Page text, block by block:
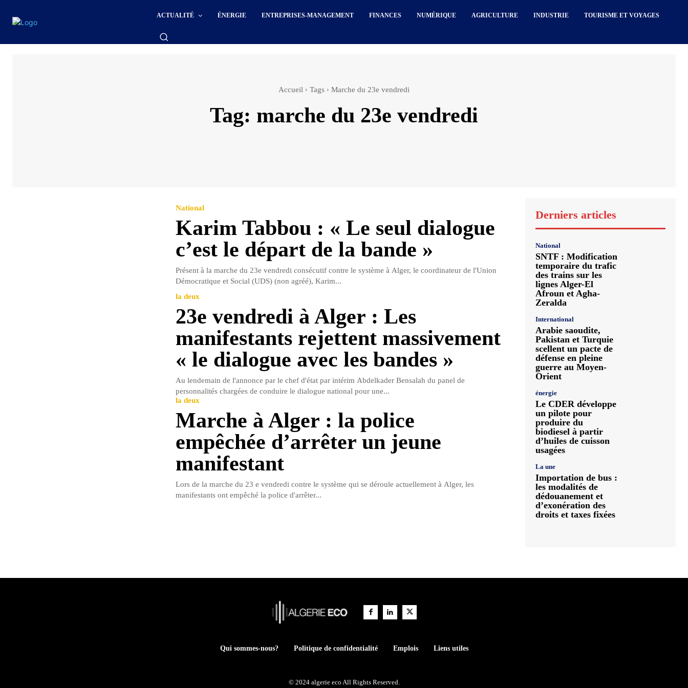
ACTUALITÉ ÉNERGIE ENTREPRISES-MANAGEMENT FINANCES NUMÉRIQUE AGRICULTURE INDUSTRIE TOURISME ET VOYAGES
Accueil Tags Marche du 23e vendredi
Tag: marche du 23e vendredi
National
Karim Tabbou : « Le seul dialogue
c’est le départ de la bande »
Présent à la marche du 23e vendredi consécutif contre le système à Alger, le coordinateur de l'Union
Démocratique et Social (UDS) (non agréé), Karim...
la deux
23e vendredi à Alger : Les
manifestants rejettent massivement
« le dialogue avec les bandes »
Au lendemain de l'annonce par le chef d'état par intérim Abdelkader Bensalah du panel de
personnalités chargées de conduire le dialogue national pour une...
la deux
Marche à Alger : la police
empêchée d’arrêter un jeune
manifestant
Lors de la marche du 23 e vendredi contre le système qui se déroule actuellement à Alger, les
manifestants ont empêché la police d'arrêter...
Derniers articles
National
SNTF : Modification
temporaire du trafic
des trains sur les
lignes Alger-El
Afroun et Agha-
Zeralda
International
Arabie saoudite,
Pakistan et Turquie
scellent un pacte de
défense en pleine
guerre au Moyen-
Orient
énergie
Le CDER développe
un pilote pour
produire du
biodiesel à partir
d’huiles de cuisson
usagées
La une
Importation de bus :
les modalités de
dédouanement et
d’exonération des
droits et taxes fixées
Qui sommes-nous? Politique de confidentialité Emplois Liens utiles
© 2024 algerie eco All Rights Reserved.